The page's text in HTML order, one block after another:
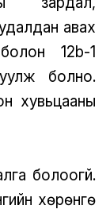
авах
12b-1
болно.
хувьцааны
болоогүй.
хөрөнгө